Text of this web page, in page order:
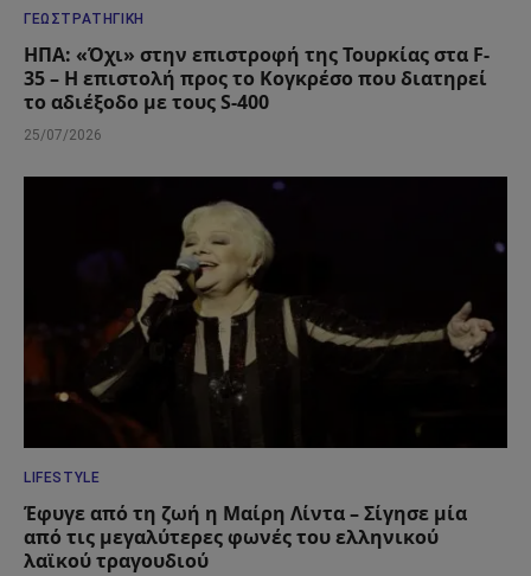
ΓΕΩΣΤΡΑΤΗΓΙΚΉ
ΗΠΑ: «Όχι» στην επιστροφή της Τουρκίας στα F-
35 – Η επιστολή προς το Κογκρέσο που διατηρεί
το αδιέξοδο με τους S-400
25/07/2026
LIFESTYLE
Έφυγε από τη ζωή η Μαίρη Λίντα – Σίγησε μία
από τις μεγαλύτερες φωνές του ελληνικού
λαϊκού τραγουδιού